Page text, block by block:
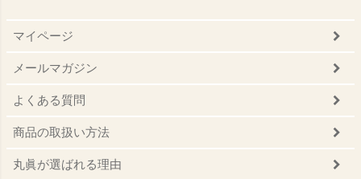
マイページ
メールマガジン
よくある質問
商品の取扱い方法
丸眞が選ばれる理由